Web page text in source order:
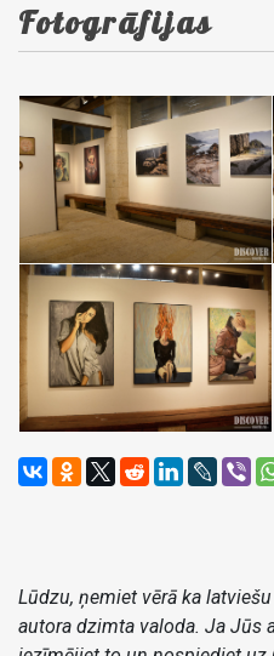
Fotogrāfijas
Lūdzu, ņemiet vērā ka
autora dzimta valoda. Ja Jūs